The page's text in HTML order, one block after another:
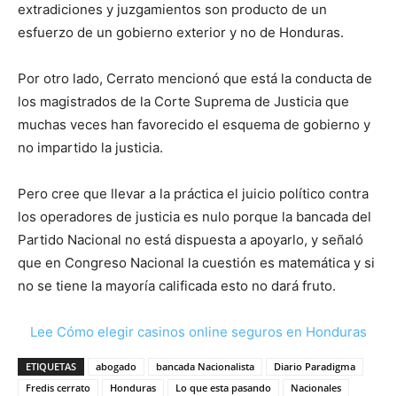
extradiciones y juzgamientos son producto de un
esfuerzo de un gobierno exterior y no de Honduras.
Por otro lado, Cerrato mencionó que está la conducta de
los magistrados de la Corte Suprema de Justicia que
muchas veces han favorecido el esquema de gobierno y
no impartido la justicia.
Pero cree que llevar a la práctica el juicio político contra
los operadores de justicia es nulo porque la bancada del
Partido Nacional no está dispuesta a apoyarlo, y señaló
que en Congreso Nacional la cuestión es matemática y si
no se tiene la mayoría calificada esto no dará fruto.
Lee Cómo elegir casinos online seguros en Honduras
ETIQUETAS abogado bancada Nacionalista
Diario Paradigma
Fredis cerrato
Honduras Lo que esta pasando
Nacionales